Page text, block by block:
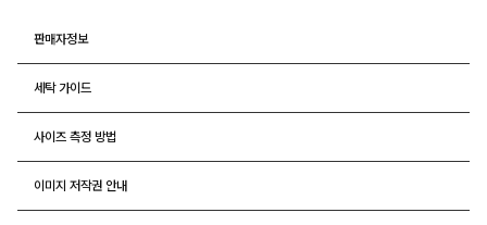
판매자정보
세탁 가이드
사이즈 측정 방법
이미지 저작권 안내